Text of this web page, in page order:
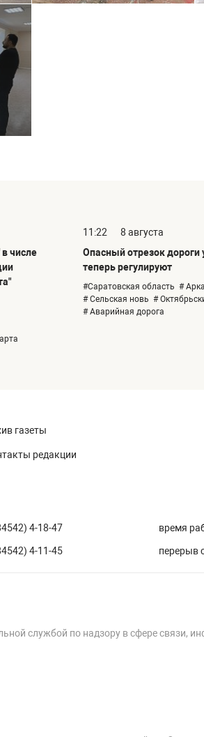
числе
11:22
8 августа
Опасный отрезок дороги
теперь регулируют
#Саратовская область #
# Сельская новь #
# Аварийная дорога
газеты
редакции
4-18-47
4-11-45
время
перерыв
службой по надзору в сфере связи,